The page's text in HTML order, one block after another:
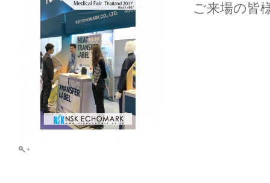
ご来場の皆